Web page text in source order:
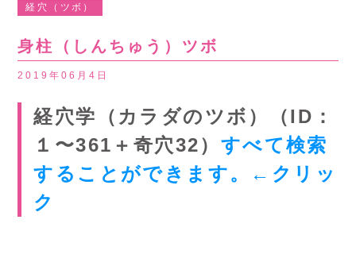
経穴（ツボ）
身柱（しんちゅう）ツボ
2019年06月4日
経穴学（カラダのツボ）（ID：
１〜361＋奇穴32） すべて検索
することができます。←クリッ
ク